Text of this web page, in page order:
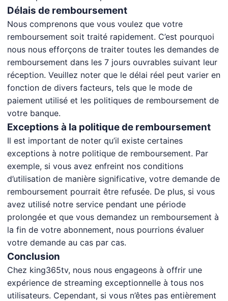
Délais de remboursement
Nous comprenons que vous voulez que votre
remboursement soit traité rapidement. C’est pourquoi
nous nous efforçons de traiter toutes les demandes de
remboursement dans les 7 jours ouvrables suivant leur
réception. Veuillez noter que le délai réel peut varier en
fonction de divers facteurs, tels que le mode de
paiement utilisé et les politiques de remboursement de
votre banque.
Exceptions à la politique de remboursement
Il est important de noter qu’il existe certaines
exceptions à notre politique de remboursement. Par
exemple, si vous avez enfreint nos conditions
d’utilisation de manière significative, votre demande de
remboursement pourrait être refusée. De plus, si vous
avez utilisé notre service pendant une période
prolongée et que vous demandez un remboursement à
la fin de votre abonnement, nous pourrions évaluer
votre demande au cas par cas.
Conclusion
Chez king365tv, nous nous engageons à offrir une
expérience de streaming exceptionnelle à tous nos
utilisateurs. Cependant, si vous n’êtes pas entièrement